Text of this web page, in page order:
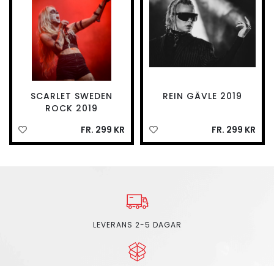
SCARLET SWEDEN
ROCK 2019
FR. 299 KR
REIN GÄVLE 2019
FR. 299 KR
LEVERANS 2-5 DAGAR